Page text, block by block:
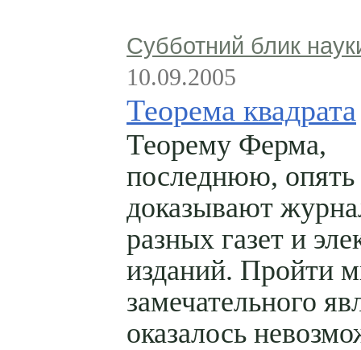
Субботний блик
10.09.2005
Теорема квадрата
Теорему Ферма,
последнюю, опять
доказывают
разных газет и
изданий. Пройти
замечательного
оказалось